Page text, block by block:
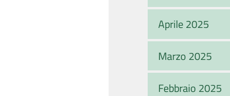
Aprile 2025
Marzo 2025
Febbraio 2025